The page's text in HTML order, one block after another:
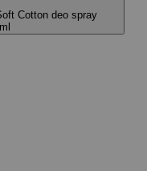
Cotton deo spray